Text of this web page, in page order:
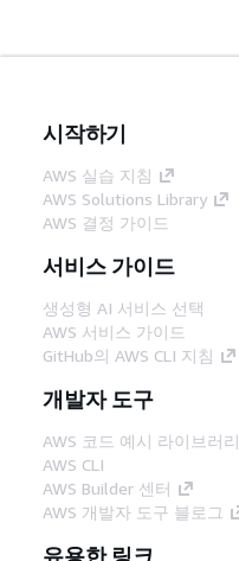
시작하기
AWS 실습 지침
AWS Solutions Library
AWS 결정 가이드
서비스 가이드
생성형 AI 서비스 선택
AWS 서비스 가이드
GitHub의 AWS CLI 지침
개발자 도구
AWS 코드 예시 라이브러리
AWS CLI
AWS Builder 센터
AWS 개발자 도구 블로그
유용한 링크